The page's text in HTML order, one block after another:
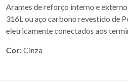
Arames de reforço interno e
316L ou aço carbono revestido de
eletricamente conectados aos
Cor:Cinza